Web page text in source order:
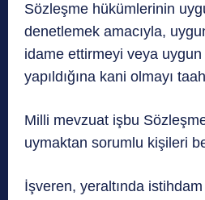
Sözleşme hükümlerinin
denetlemek amacıyla,
idame ettirmeyi veya
yapıldığına kani olmayı
Milli mevzuat işbu
uymaktan sorumlu kişileri
İşveren, yeraltında